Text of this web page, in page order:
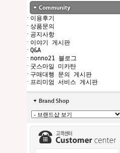
· 이용후기
· 상품문의
· 공지사항
· 이야기 게시판
· Q&A
· nonno21 블로그
· 굿스마일 미카탄
· 구매대행 문의 게시판
· 프리미엄 서비스 게시판